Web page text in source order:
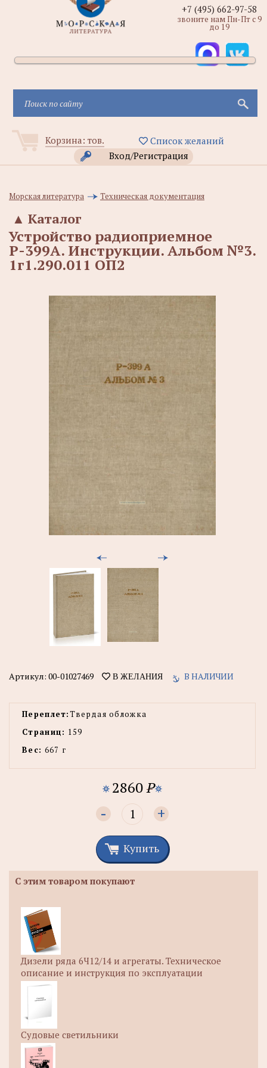
Корзина: тов.
Список желаний
Вход/Регистрация
+7 (495) 662-97-58
звоните нам Пн-Пт с 9
до 19
Морская литература Техническая документация
Каталог
▲
Устройство радиоприемное
Р-399А. Инструкции. Альбом №3.
1г1.290.011 ОП2
Артикул: 00-01027469 В ЖЕЛАНИЯ В НАЛИЧИИ
Переплет:Твердая обложка
Страниц: 159
Вес: 667 г
2860P
- +
Купить
С этим товаром покупают
Дизели ряда 6Ч12/14 и агрегаты. Техническое
описание и инструкция по эксплуатации
Судовые светильники